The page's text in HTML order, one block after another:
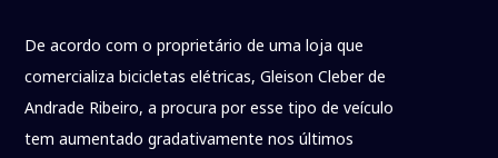
De acordo com o proprietário de uma loja que
comercializa bicicletas elétricas, Gleison Cleber de
Andrade Ribeiro, a procura por esse tipo de veículo
tem aumentado gradativamente nos últimos